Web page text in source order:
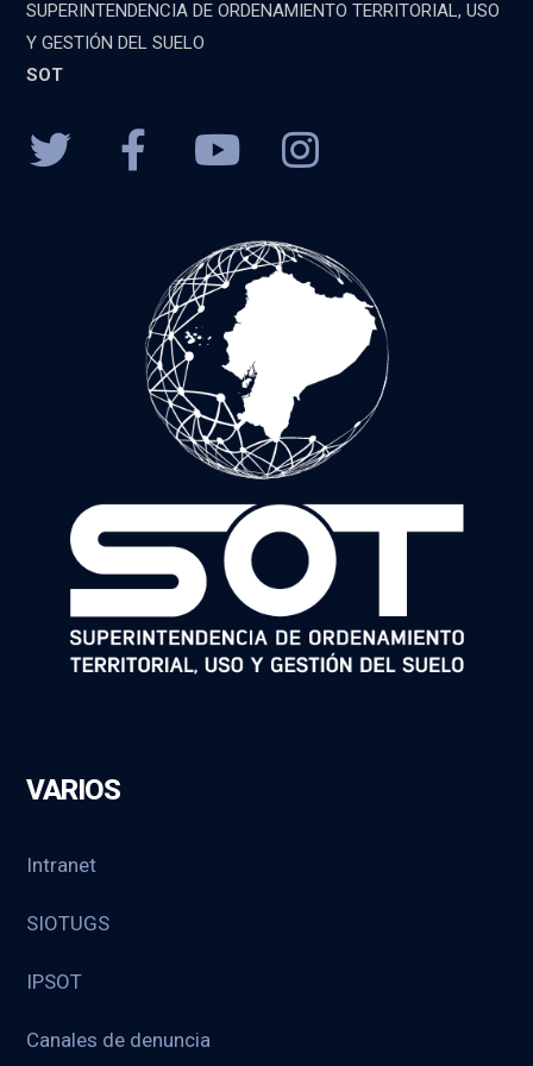
SUPERINTENDENCIA DE ORDENAMIENTO TERRITORIAL, USO
Y GESTIÓN DEL SUELO
SOT
VARIOS
Intranet
SIOTUGS
IPSOT
Canales de denuncia